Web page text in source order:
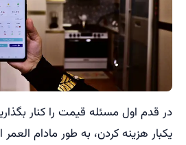
در قدم اول مسئله قیمت را کنار
یکبار هزینه کردن، به طور مادام العمر